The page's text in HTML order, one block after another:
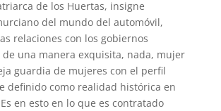
de los Huertas, insigne
del mundo del automóvil,
relaciones con los gobiernos
una manera exquisita, nada, mujer
guardia de mujeres con el perfil
definido como realidad histórica en
en esto en lo que es contratado